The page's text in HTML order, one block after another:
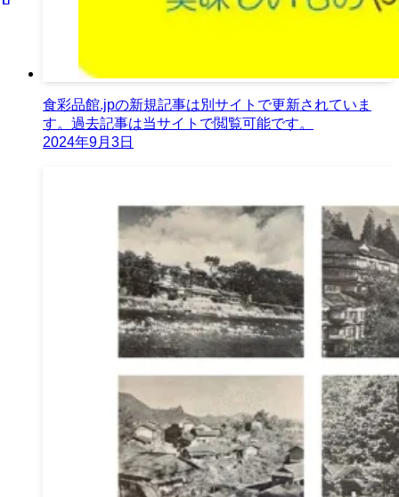
食彩品館.jpの新規記事は別サイトで更新されていま
す。過去記事は当サイトで閲覧可能です。
2024年9月3日